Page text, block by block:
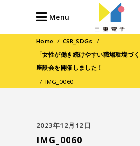
Menu
Home / CSR_SDGs
/
「女性が働き続けやすい職場環境づ
座談会を開催しました！
/IMG_0060
2023年12月12日
IMG_0060